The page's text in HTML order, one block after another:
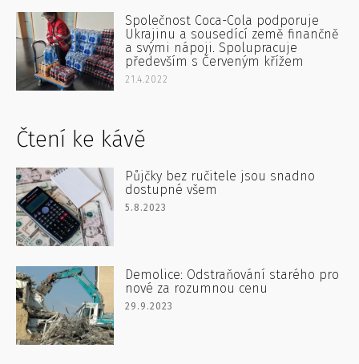
Společnost Coca-Cola podporuje
Ukrajinu a sousedící země finančně
a svými nápoji. Spolupracuje
především s Červeným křížem
21.4.2022
Čtení ke kávě
Půjčky bez ručitele jsou snadno
dostupné všem
5.8.2023
Demolice: Odstraňování starého pro
nové za rozumnou cenu
29.9.2023